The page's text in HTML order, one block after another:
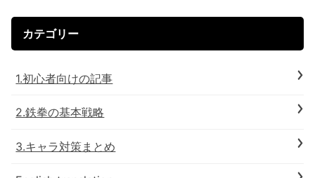
カテゴリー
1.初心者向けの記事
2.鉄拳の基本戦略
3.キャラ対策まとめ